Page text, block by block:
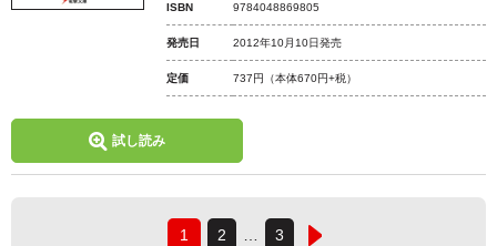
ISBN 9784048869805
発売日 2012年10月10日発売
定価 737円 （本体670円+税）
試し読み
1 2 … 3